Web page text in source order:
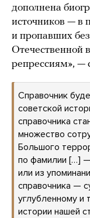
дополнена
источников — в
и пропавших
Отечественной
репрессиям», —
Справочник
советской
справочника
множество
Большого
по фамилии […]
или из
справочника —
углубленному и
истории нашей